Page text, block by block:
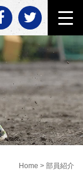
Home > 部員紹介